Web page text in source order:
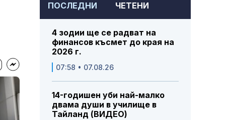
ПОСЛЕДНИ ЧЕТЕНИ
4 зодии ще се радват на
финансов късмет до края на
2026 г.
07:58 • 07.08.26
14-годишен уби най-малко
двама души в училище в
Тайланд (ВИДЕО)